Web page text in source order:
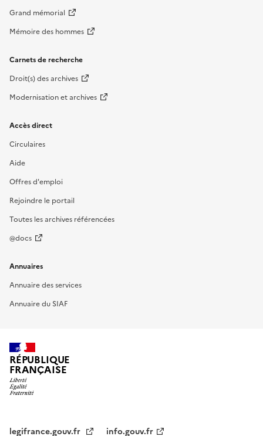
Grand mémorial
Mémoire des hommes
Carnets de recherche
Droit(s) des archives
Modernisation et archives
Accès direct
Circulaires
Aide
Offres d'emploi
Rejoindre le portail
Toutes les archives référencées
@docs
Annuaires
Annuaire des services
Annuaire du SIAF
RÉPUBLIQUE
FRANÇAISE
legifrance.gouv.fr info.gouv.fr